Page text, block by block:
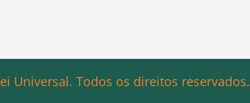
Universal. Todos os direitos reservados.